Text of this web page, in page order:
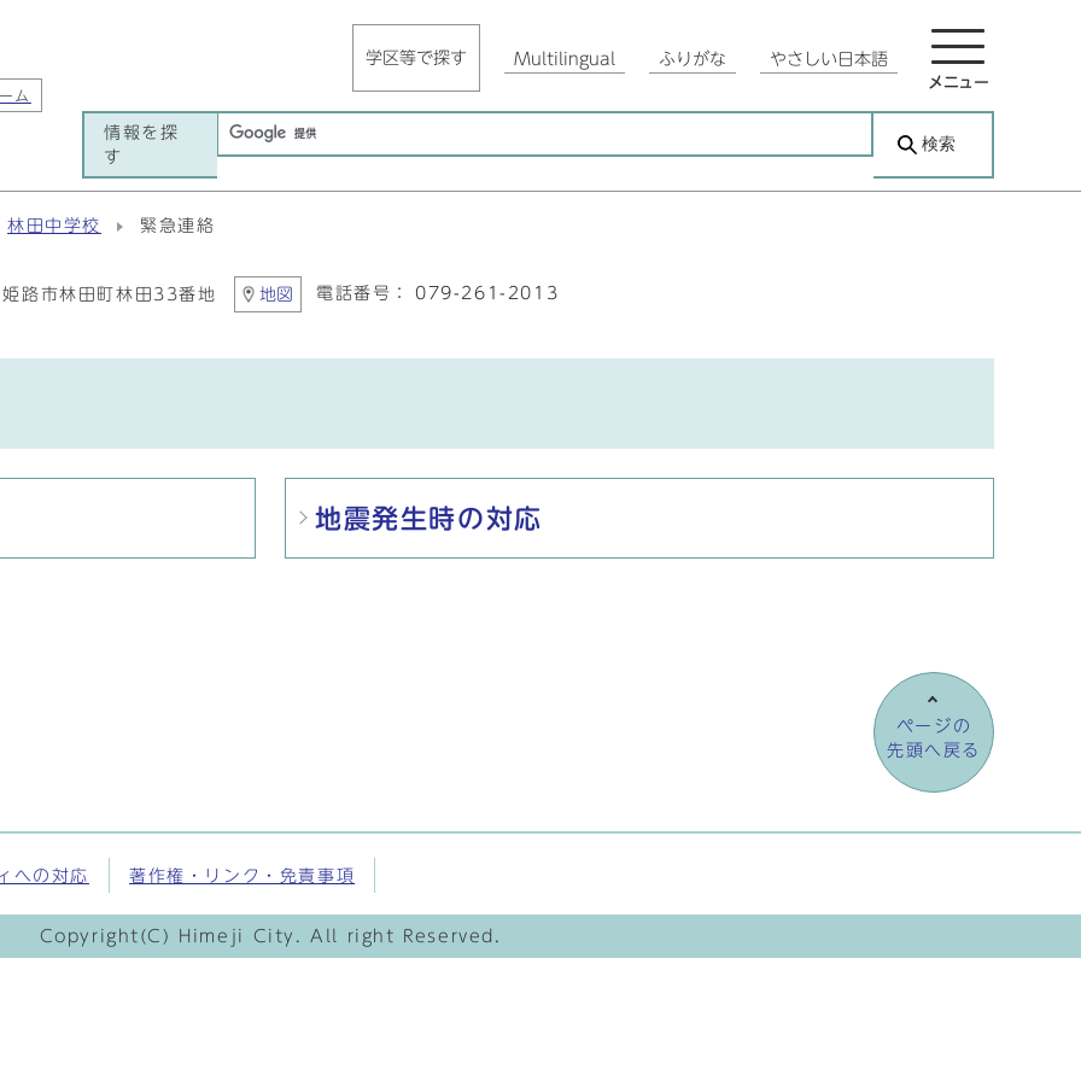
ム
学区等で探す Multilingual ふりがな やさしい日本語
メニュー
情報を探
す
検索
林田中学校 緊急連絡
路市林田町林田33番地 地図 電話番号： 079-261-2013
地震発生時の対応
ページの
先頭へ戻る
への対応 著作権・リンク・免責事項
Copyright(C) Himeji City. All right Reserved.